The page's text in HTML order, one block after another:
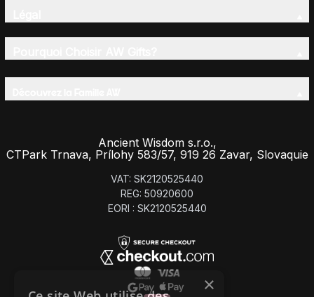
Ancient Wisdom s.r.o.,
CTPark Trnava, Prílohy 583/57, 919 26 Zavar, Slovaquie
VAT: SK2120525440
REG: 50920600
EORI : SK2120525440
×